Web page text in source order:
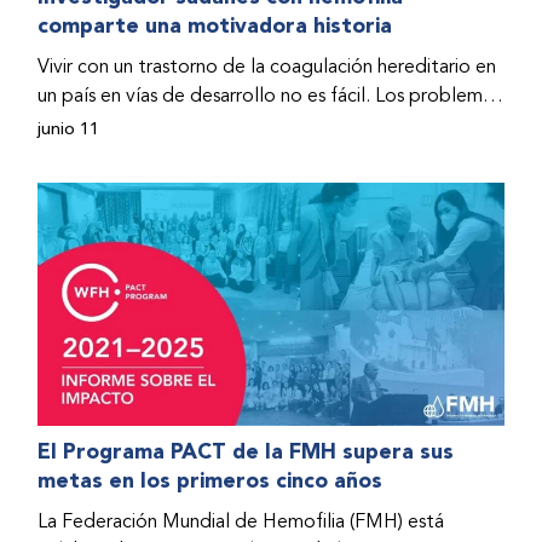
hospitalizado y terminó con daños graves en ambas
donado a través del Programa de Ayuda Humanitaria
de la Federación Mundial de Hemofilia (FMH) cuando
Fendi encontró la esperanza de una vida mejor.
comparte una motivadora historia
Vivir con un trastorno de la coagulación hereditario en
un país en vías de desarrollo no es fácil. Los problemas
se multiplican drásticamente cuando el país también
Hashim, hombre sudanés con hemofilia B, la vida no
representaba más que retos cotidianos hasta que la
asistencia proporcionada por la Federación Mundial
de Hemofilia (FMH) y su Programa de Ayuda
Humanitaria salvo su vida.
junio 11
El Programa PACT de la FMH supera sus
metas en los primeros cinco años
La Federación Mundial de Hemofilia (FMH) está